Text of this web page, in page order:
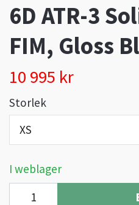
6D ATR-3
FIM, Gloss
10 995 kr
Storlek
XS
I weblager